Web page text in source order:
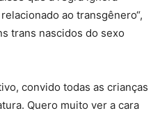
ao transgênero“,
trans nascidos do sexo
convido todas as crianças
Quero muito ver a cara